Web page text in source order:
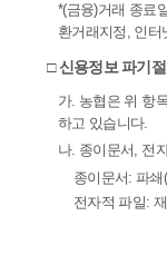
*(금융)거래 종료
환거래지정, 인
□ 신용정보 파기
가. 농협은 위 항
하고 있습니다.
나. 종이문서, 전
종이문서: 파
전자적 파일: